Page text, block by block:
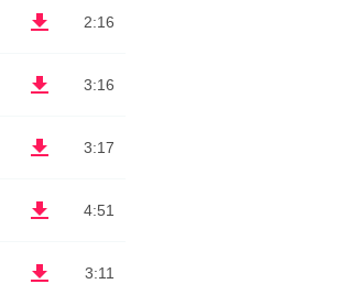
2:16
3:16
3:17
4:51
3:11